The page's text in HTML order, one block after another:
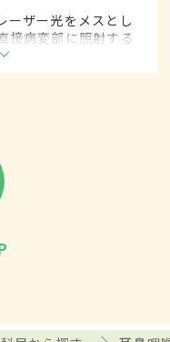
ーザー光をメスとし
接病変部に照射する
療などに、後者はし